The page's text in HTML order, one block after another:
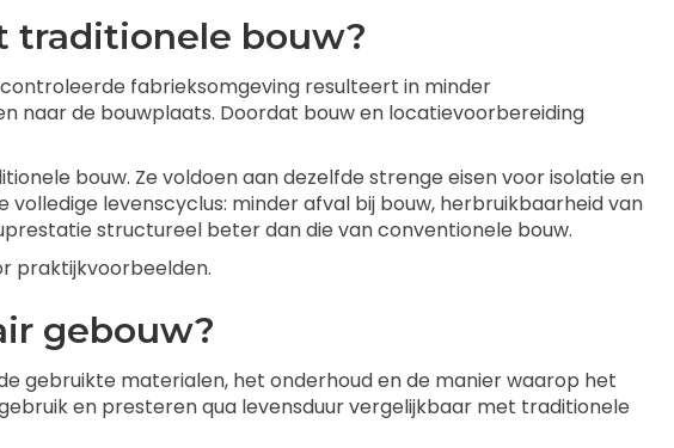
traditionele bouw?
fabrieksomgeving resulteert in minder
naar de bouwplaats. Doordat bouw en locatievoorbereiding
bouw. Ze voldoen aan dezelfde strenge eisen voor isolatie en
levenscyclus: minder afval bij bouw, herbruikbaarheid van
structureel beter dan die van conventionele bouw.
praktijkvoorbeelden.
gebouw?
gebruikte materialen, het onderhoud en de manier waarop het
en presteren qua levensduur vergelijkbaar met traditionele